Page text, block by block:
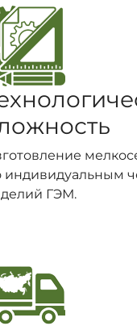
индивидуальным
ГЭМ.